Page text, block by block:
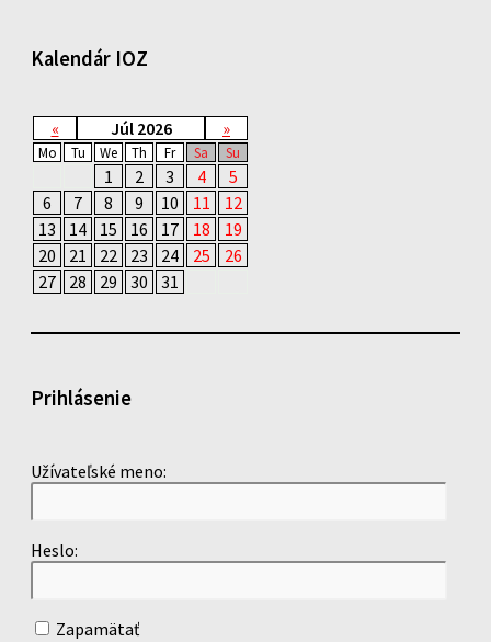
Kalendár IOZ
« Júl 2026 »
Mo Tu We Th Fr Sa Su
1 2 3 4
5
6
7 8 9 10 11
12
13
14 15 16 17 18
19
20
21 22 23 24 25
26
27
28 29 30 31
Prihlásenie
Užívateľské meno:
Heslo:
Zapamätať